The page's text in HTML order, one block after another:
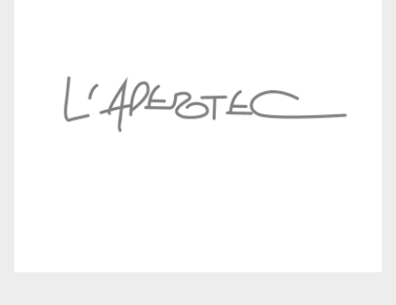
Politique de cookies (UE)